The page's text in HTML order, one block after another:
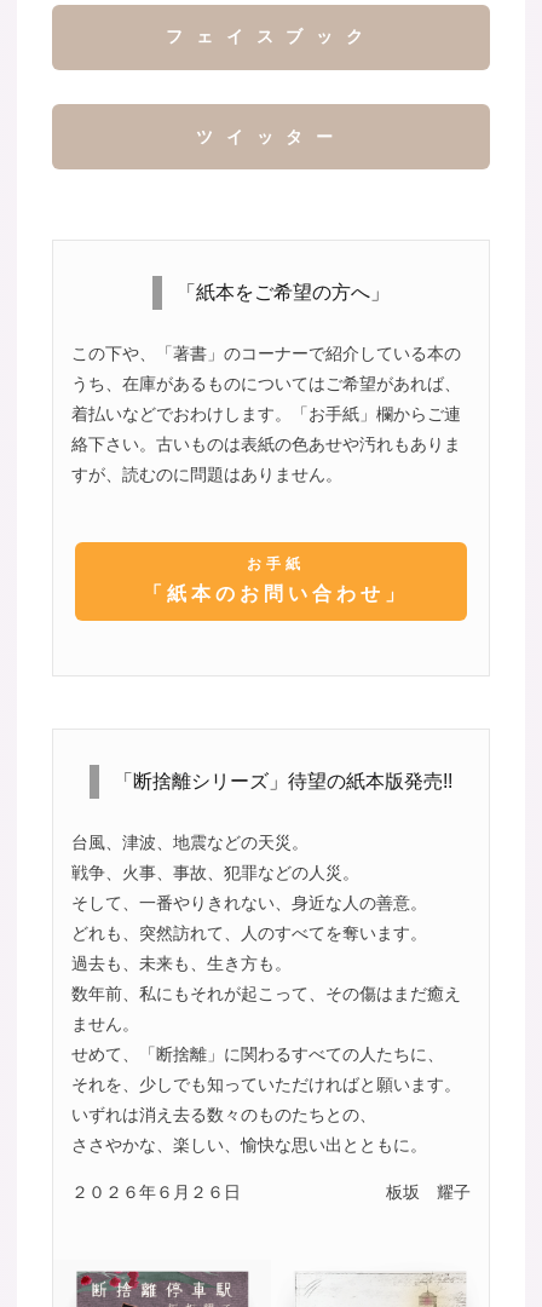
フェイスブック
ツイッター
「紙本をご希望の方へ」
この下や、「著書」のコーナーで紹介している本の
うち、在庫があるものについてはご希望があれば、
着払いなどでおわけします。「お手紙」欄からご連
絡下さい。古いものは表紙の色あせや汚れもありま
すが、読むのに問題はありません。
お手紙
「紙本のお問い合わせ」
「断捨離シリーズ」待望の紙本版発売!!
台風、津波、地震などの天災。
戦争、火事、事故、犯罪などの人災。
そして、一番やりきれない、身近な人の善意。
どれも、突然訪れて、人のすべてを奪います。
過去も、未来も、生き方も。
数年前、私にもそれが起こって、その傷はまだ癒え
ません。
せめて、「断捨離」に関わるすべての人たちに、
それを、少しでも知っていただければと願います。
いずれは消え去る数々のものたちとの、
ささやかな、楽しい、愉快な思い出とともに。
２０２６年６月２６日 板坂 耀子